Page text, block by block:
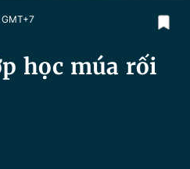
Magazine
học múa rối